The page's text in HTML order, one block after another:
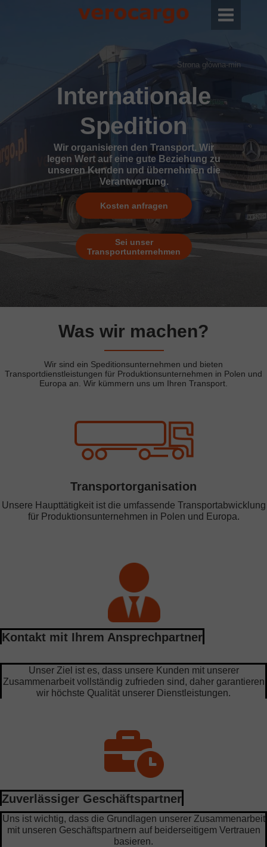
Sei unser
Transportunternehmen
Kosten anfragen
Wir organisieren den Transport. Wir
legen Wert auf eine gute Beziehung zu
unseren Kunden und übernehmen die
Verantwortung.
Internationale
Spedition
Strona główna-min
Wir sind ein Speditionsunternehmen und bieten
Transportdienstleistungen für Produktionsunternehmen in Polen und
Europa an. Wir kümmern uns um Ihren Transport.
Was wir machen?
Zuverlässiger Geschäftspartner
Uns ist wichtig, dass die Grundlagen unserer Zusammenarbeit
mit unseren Geschäftspartnern auf beiderseitigem Vertrauen
basieren.
Kontakt mit Ihrem Ansprechpartner
Unser Ziel ist es, dass unsere Kunden mit unserer
Zusammenarbeit vollständig zufrieden sind, daher garantieren
wir höchste Qualität unserer Dienstleistungen.
Transportorganisation
Unsere Haupttätigkeit ist die umfassende Transportabwicklung
für Produktionsunternehmen in Polen und Europa.